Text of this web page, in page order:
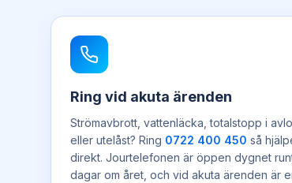
Ring vid akuta ärenden
Strömavbrott, vattenläcka, totalstopp i
eller utelåst? Ring 0722 400 450 så
direkt. Jourtelefonen är öppen dygnet
dagar om året, och vid akuta ärenden är